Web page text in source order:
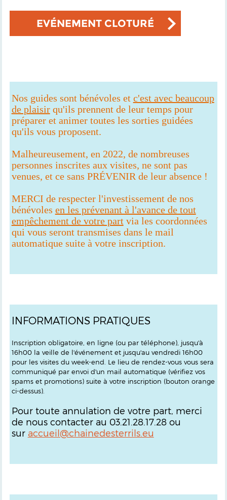
EVÉNEMENT CLOTURÉ
Nos guides sont bénévoles et c'est avec beaucoup
de plaisirqu'ils prennent de leur temps pour
préparer et animer toutes les sorties guidées
qu'ils vous proposent.
Malheureusement, en 2022, de nombreuses
personnes inscrites aux visites, ne sont pas
venues, et ce sans PRÉVENIR de leur absence !
MERCI de respecter l'investissement de nos
bénévoles en les prévenant à l'avance de tout
empêchement de votre partvia les coordonnées
qui vous seront transmises dans le mail
automatique suite à votre inscription.
INFORMATIONS PRATIQUES
Inscription obligatoire, en ligne (ou par téléphone), jusqu'à
16h00 la veille de l'événement et jusqu'au vendredi 16h00
pour les visites du week-end. Le lieu de rendez-vous vous sera
communiqué par envoi d'un mail automatique (vérifiez vos
spams et promotions) suite à votre inscription (bouton orange
ci-dessus).
Pour toute annulation de votre part, merci
de nous contacter au 03.21.28.17.28 ou
sur accueil@chainedesterrils.eu